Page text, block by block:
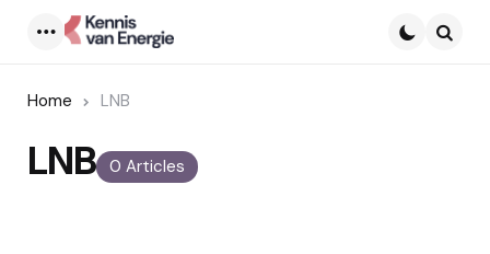
Home LNB
0 Articles
LNB